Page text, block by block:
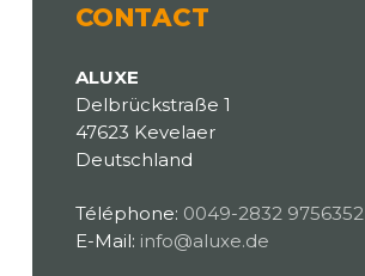
CONTACT
ALUXE
Delbrückstraße 1
47623 Kevelaer
Deutschland
Téléphone: 0049-2832 9756352
E-Mail: info@aluxe.de